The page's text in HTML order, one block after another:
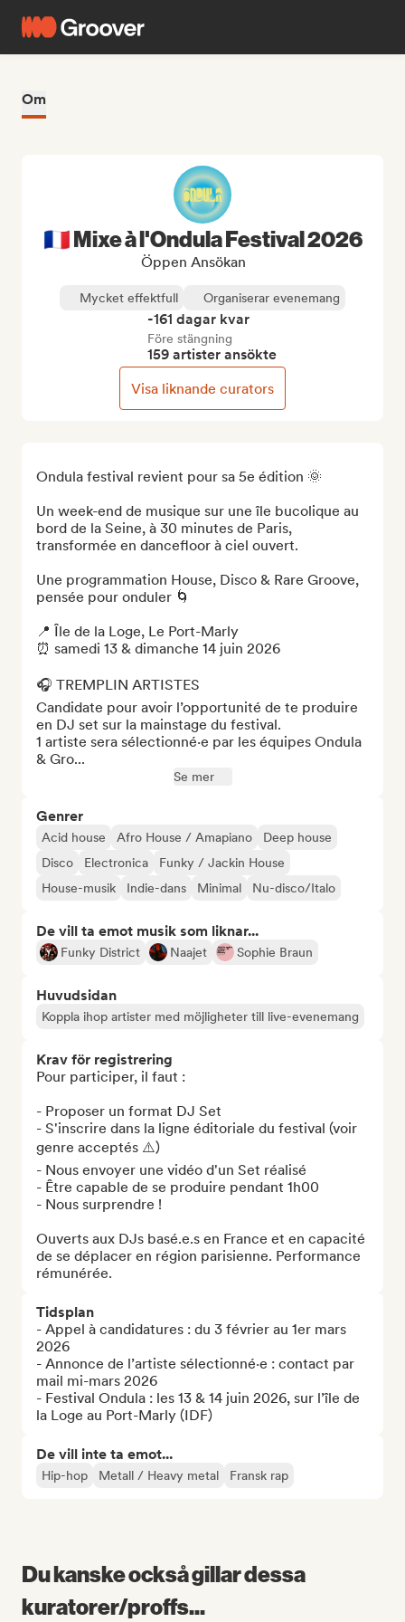
Om
Ondula festival revient pour sa 5e édition 🌞
Un week-end de musique sur une île bucolique au
bord de la Seine, à 30 minutes de Paris,
transformée en dancefloor à ciel ouvert.
Une programmation House, Disco & Rare Groove,
pensée pour onduler 🌀
📍 Île de la Loge, Le Port-Marly
⏰ samedi 13 & dimanche 14 juin 2026
🎧 TREMPLIN ARTISTES
Candidate pour avoir l’opportunité de te produire
en DJ set sur la mainstage du festival.
1 artiste sera sélectionné·e par les équipes Ondula
& Gro...
Se mer
Genrer
Acid house Afro House / Amapiano
Deep house
Disco
Electronica
Funky / Jackin House
House-musik
Indie-dans Minimal Nu-disco/Italo
De vill ta emot musik som liknar...
Funky District Naajet Sophie Braun
Huvudsidan
Koppla ihop artister med möjligheter till live-evenemang
Krav för registrering
Pour participer, il faut :
- Proposer un format DJ Set
- S'inscrire dans la ligne éditoriale du festival (voir
genre acceptés ⚠️)
- Nous envoyer une vidéo d'un Set réalisé
- Être capable de se produire pendant 1h00
- Nous surprendre !
Ouverts aux DJs basé.e.s en France et en capacité
de se déplacer en région parisienne. Performance
rémunérée.
Tidsplan
- Appel à candidatures : du 3 février au 1er mars
2026
- Annonce de l’artiste sélectionné·e : contact par
mail mi-mars 2026
- Festival Ondula : les 13 & 14 juin 2026, sur l’île de
la Loge au Port-Marly (IDF)
De vill inte ta emot...
Hip-hop Metall / Heavy metal Fransk rap
🇫🇷 Mixe à l'Ondula Festival 2026
Öppen Ansökan
Mycket effektfull Organiserar evenemang
-161 dagar kvar
Före stängning
159 artister ansökte
Visa liknande curators
Du kanske också gillar dessa
kuratorer/proffs...